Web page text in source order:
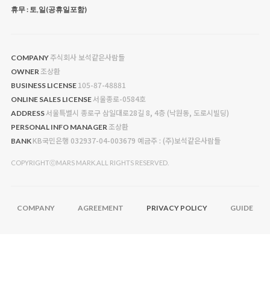
휴무 : 토,일(공휴일포함)
COMPANY 주식회사 보석같은사람들
OWNER 조상환
BUSINESS LICENSE 105-87-48881
ONLINE SALES LICENSE서울종로-0584호
ADDRESS서울특별시 종로구 삼일대로28길 8, 4층 (낙원동, 도로시빌딩)
PERSONAL INFO MANAGER 조상환
BANK KB국민은행 032937-04-003679 예금주 : (주)보석같은사람들
COPYRIGHTⓒMARS MARK.ALL RIGHTS RESERVED.
COMPANY AGREEMENT PRIVACY POLICY GUIDE